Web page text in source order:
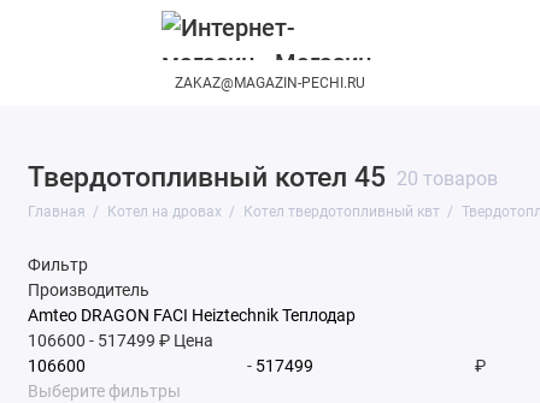
ZAKAZ@MAGAZIN-PECHI.RU
Твердотопливный котел 45 20 товаров
Главная Котел на дровах Котел твердотопливный квт
Фильтр
Производитель
Amteo DRAGON FACI Heiztechnik Теплодар
106600 - 517499 ₽ Цена
-
₽
Выберите фильтры